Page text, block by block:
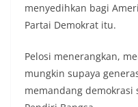
menyedihkan bagi
Partai Demokrat itu.
Pelosi menerangkan,
mungkin supaya
memandang